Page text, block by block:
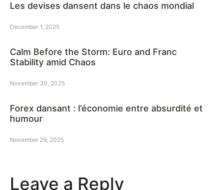
Les devises dansent dans le chaos mondial
December 1, 2025
Calm Before the Storm: Euro and Franc
Stability amid Chaos
November 30, 2025
Forex dansant : l’économie entre absurdité et
humour
November 29, 2025
Leave a Reply